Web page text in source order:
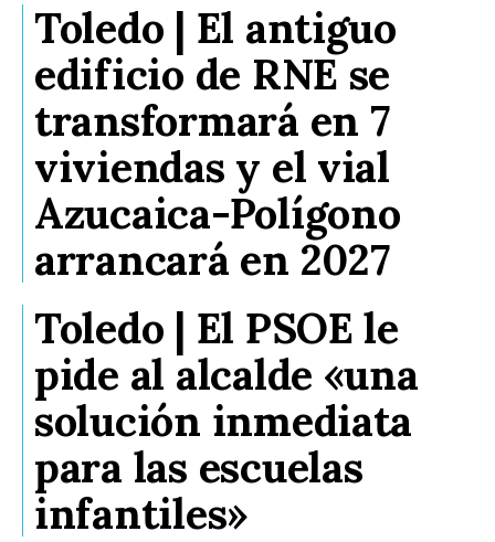
Toledo | El antiguo
edificio de RNE se
transformará en 7
viviendas y el vial
Azucaica-Polígono
arrancará en 2027
Toledo | El PSOE le
pide al alcalde «una
solución inmediata
para las escuelas
infantiles»